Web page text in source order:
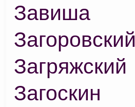
Завиша
Загоровский
Загряжский
Загоскин